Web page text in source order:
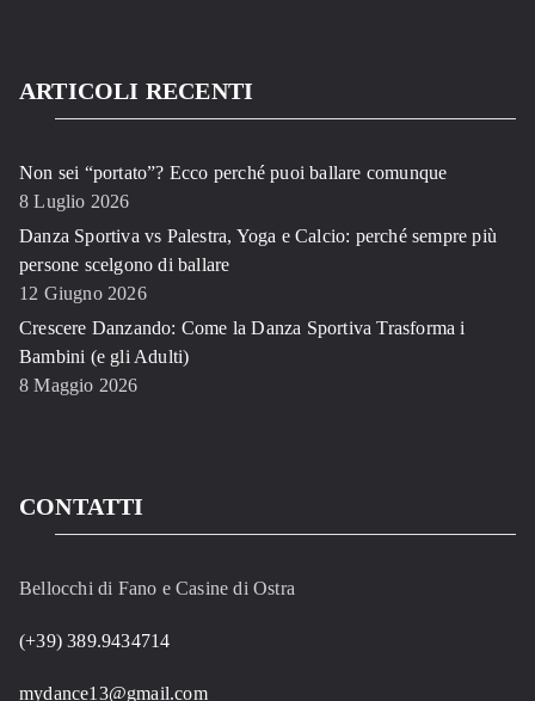
ARTICOLI RECENTI
Non sei “portato”? Ecco perché puoi ballare comunque
8 Luglio 2026
Danza Sportiva vs Palestra, Yoga e Calcio: perché sempre più
persone scelgono di ballare
12 Giugno 2026
Crescere Danzando: Come la Danza Sportiva Trasforma i
Bambini (e gli Adulti)
8 Maggio 2026
CONTATTI
Bellocchi di Fano e Casine di Ostra
(+39) 389.9434714
mydance13@gmail.com